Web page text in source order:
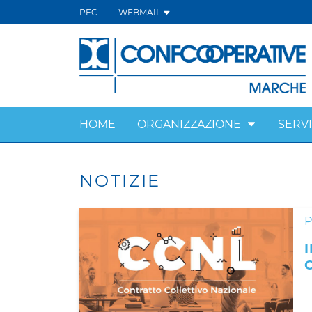
PEC WEBMAIL
HOME ORGANIZZAZIONE
NOTIZIE